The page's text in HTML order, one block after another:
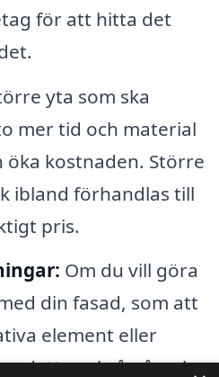
för att hitta det
yta som ska
mer tid och material
öka kostnaden. Större
ibland förhandlas till
pris.
Om du vill göra
din fasad, som att
element eller
detta också påverka